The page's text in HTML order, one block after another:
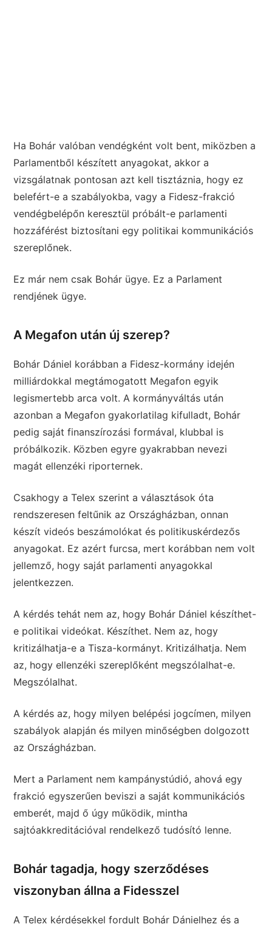
Ha Bohár valóban vendégként volt bent, miközben a
Parlamentből készített anyagokat, akkor a
vizsgálatnak pontosan azt kell tisztáznia, hogy ez
belefért-e a szabályokba, vagy a Fidesz-frakció
vendégbelépőn keresztül próbált-e parlamenti
hozzáférést biztosítani egy politikai kommunikációs
szereplőnek.
Ez már nem csak Bohár ügye. Ez a Parlament
rendjének ügye.
A Megafon után új szerep?
Bohár Dániel korábban a Fidesz-kormány idején
milliárdokkal megtámogatott Megafon egyik
legismertebb arca volt. A kormányváltás után
azonban a Megafon gyakorlatilag kifulladt, Bohár
pedig saját finanszírozási formával, klubbal is
próbálkozik. Közben egyre gyakrabban nevezi
magát ellenzéki riporternek.
Csakhogy a Telex szerint a választások óta
rendszeresen feltűnik az Országházban, onnan
készít videós beszámolókat és politikuskérdezős
anyagokat. Ez azért furcsa, mert korábban nem volt
jellemző, hogy saját parlamenti anyagokkal
jelentkezzen.
A kérdés tehát nem az, hogy Bohár Dániel készíthet-
e politikai videókat. Készíthet. Nem az, hogy
kritizálhatja-e a Tisza-kormányt. Kritizálhatja. Nem
az, hogy ellenzéki szereplőként megszólalhat-e.
Megszólalhat.
A kérdés az, hogy milyen belépési jogcímen, milyen
szabályok alapján és milyen minőségben dolgozott
az Országházban.
Mert a Parlament nem kampánystúdió, ahová egy
frakció egyszerűen beviszi a saját kommunikációs
emberét, majd ő úgy működik, mintha
sajtóakkreditációval rendelkező tudósító lenne.
Bohár tagadja, hogy szerződéses
viszonyban állna a Fidesszel
A Telex kérdésekkel fordult Bohár Dánielhez és a